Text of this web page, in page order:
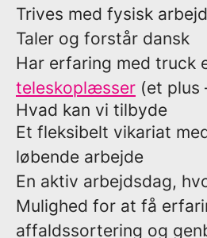
Trives med fysisk
Taler og forstår dansk
Har erfaring med truck
teleskoplæsser (et plus
Hvad kan vi tilbyde
Et fleksibelt vikariat
løbende arbejde
En aktiv arbejdsdag,
Mulighed for at få
affaldssortering og